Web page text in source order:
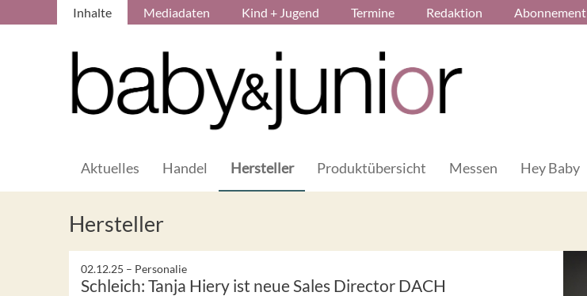
Inhalte Mediadaten Kind + Jugend Termine Redaktion Abonnement
Aktuelles Handel Hersteller Produktübersicht Messen Hey Baby
Hersteller
02.12.25 – Personalie
Schleich: Tanja Hiery ist neue Sales Director DACH